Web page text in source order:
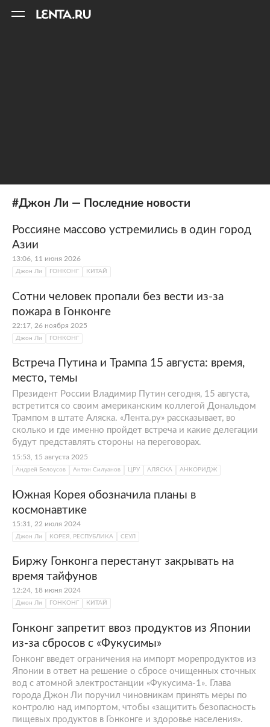
#Джон Ли — Последние новости
Россияне массово устремились в один город
Азии
13:06, 11 июня 2026
Джон Ли ГОНКОНГ КИТАЙ
Сотни человек пропали без вести из-за
пожара в Гонконге
22:17, 26 ноября 2025
Джон Ли ГОНКОНГ
Встреча Путина и Трампа 15 августа: время,
место, темы
Президент России Владимир Путин сегодня, 15 августа,
встретится со своим американским коллегой Дональдом
Трампом в штате Аляска. «Лента.ру» рассказывает, во
сколько и где именно пройдет встреча и какие делегации
будут представлять стороны на переговорах.
15:53, 15 августа 2025
Андрей Белоусов Антон Силуанов ЦРУ АЛЯСКА АНКОРИДЖ
Южная Корея обозначила планы в
космонавтике
15:31, 22 июля 2024
Джон Ли КОРЕЯ, РЕСПУБЛИКА СЕУЛ
Биржу Гонконга перестанут закрывать на
время тайфунов
12:24, 18 июня 2024
Джон Ли ГОНКОНГ КИТАЙ
Гонконг запретит ввоз продуктов из Японии
из-за сбросов с «Фукусимы»
Гонконг введет ограничения на импорт морепродуктов из
Японии в ответ на решение о сбросе очищенных сточных
вод с атомной электростанции «Фукусима-1». Глава
города Джон Ли поручил чиновникам принять меры по
контролю над импортом, чтобы «защитить безопасность
пищевых продуктов в Гонконге и здоровье населения».